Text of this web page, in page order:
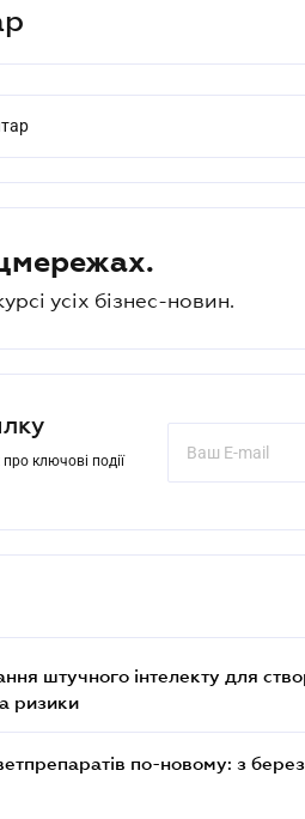
усіх бізнес-новин.
ключові події
штучного інтелекту для
ризики
по-новому: з